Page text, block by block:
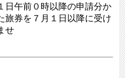
午前０時以降の申請分か
旅券を７月１日以降に受け
せ